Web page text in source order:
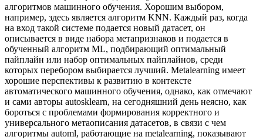
алгоритмов машинного обучения. Хорошим выбором,
например, здесь является алгоритм KNN. Каждый раз, когда
на вход такой системе подается новый датасет, он
описывается в виде набора метапризнаков и подается в
обученный алгоритм ML, подбирающий оптимальный
пайплайн или набор оптимальных пайплайнов, среди
которых перебором выбирается лучший. Metalearning имеет
хорошие перспективы к развитию в контексте
автоматического машинного обучения, однако, как отмечают
и сами авторы autosklearn, на сегодняшний день неясно, как
бороться с проблемами формирования корректного и
универсального метаописания датасетов, в связи с чем
алгоритмы automl, работающие на metalearning, показывают